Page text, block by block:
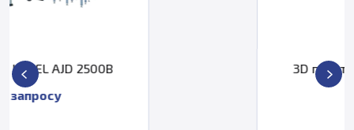
3D принтер KOCEL AJD 2500A